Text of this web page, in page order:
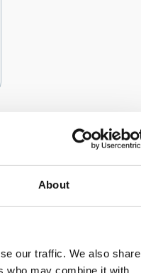
About
our traffic. We also share
who may combine it with